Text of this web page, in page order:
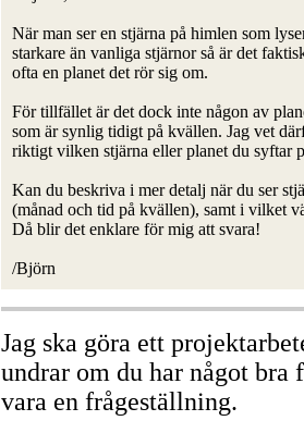
När man ser en stjärna på himlen som
starkare än vanliga stjärnor så är det
ofta en planet det rör sig om.
För tillfället är det dock inte någon av
som är synlig tidigt på kvällen. Jag vet
riktigt vilken stjärna eller planet du syftar
Kan du beskriva i mer detalj när du ser
(månad och tid på kvällen), samt i vilket
Då blir det enklare för mig att svara!
/Björn
Jag ska göra ett
undrar om du har något bra
vara en frågeställning.